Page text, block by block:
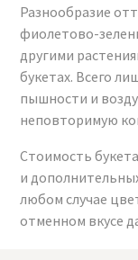
Разнообразие
фиолетово-
другими
букетах. Всего
пышности и
неповторимую
Стоимость
и
любом случае
отменном вкусе